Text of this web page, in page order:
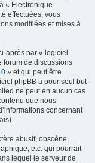
« Electronique
effectuées, vous
modifiées et mises à
après par « logiciel
forum de discussions
» et qui peut être
phpBB a pour seul but
ne peut en aucun cas
que nous
concernant
abusif, obscène,
etc. qui pourrait
lequel le serveur de